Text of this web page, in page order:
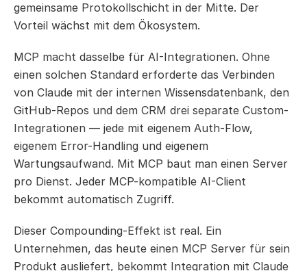
gemeinsame Protokollschicht in der Mitte. Der
Vorteil wächst mit dem Ökosystem.
MCP macht dasselbe für AI-Integrationen. Ohne
einen solchen Standard erforderte das Verbinden
von Claude mit der internen Wissensdatenbank, den
GitHub-Repos und dem CRM drei separate Custom-
Integrationen — jede mit eigenem Auth-Flow,
eigenem Error-Handling und eigenem
Wartungsaufwand. Mit MCP baut man einen Server
pro Dienst. Jeder MCP-kompatible AI-Client
bekommt automatisch Zugriff.
Dieser Compounding-Effekt ist real. Ein
Unternehmen, das heute einen MCP Server für sein
Produkt ausliefert, bekommt Integration mit Claude